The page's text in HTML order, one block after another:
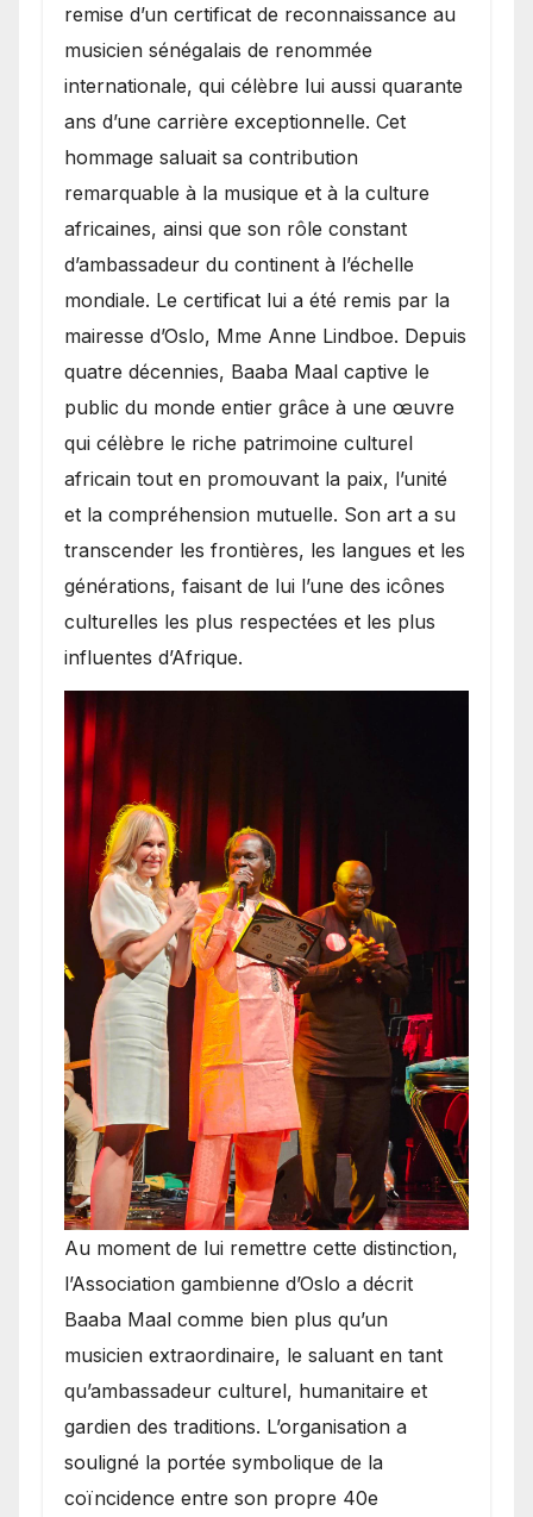
remise d’un certificat de reconnaissance au
musicien sénégalais de renommée
internationale, qui célèbre lui aussi quarante
ans d’une carrière exceptionnelle. Cet
hommage saluait sa contribution
remarquable à la musique et à la culture
africaines, ainsi que son rôle constant
d’ambassadeur du continent à l’échelle
mondiale. Le certificat lui a été remis par la
mairesse d’Oslo, Mme Anne Lindboe. Depuis
quatre décennies, Baaba Maal captive le
public du monde entier grâce à une œuvre
qui célèbre le riche patrimoine culturel
africain tout en promouvant la paix, l’unité
et la compréhension mutuelle. Son art a su
transcender les frontières, les langues et les
générations, faisant de lui l’une des icônes
culturelles les plus respectées et les plus
influentes d’Afrique.
​Au moment de lui remettre cette distinction,
l’Association gambienne d’Oslo a décrit
Baaba Maal comme bien plus qu’un
musicien extraordinaire, le saluant en tant
qu’ambassadeur culturel, humanitaire et
gardien des traditions. L’organisation a
souligné la portée symbolique de la
coïncidence entre son propre 40e